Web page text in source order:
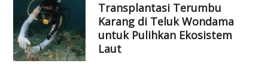
Transplantasi Terumbu
Karang di Teluk Wondama
untuk Pulihkan Ekosistem
Laut